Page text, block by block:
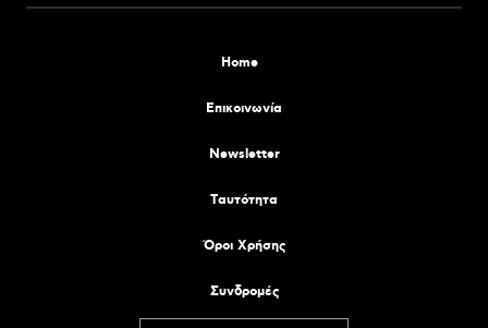
Home
Επικοινωνία
Newsletter
Tαυτότητα
Όροι Χρήσης
Συνδρομές